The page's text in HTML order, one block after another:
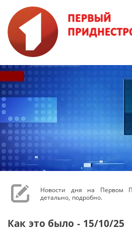
Новости дня на Первом
детально, подробно.
Как это было - 15/10/25